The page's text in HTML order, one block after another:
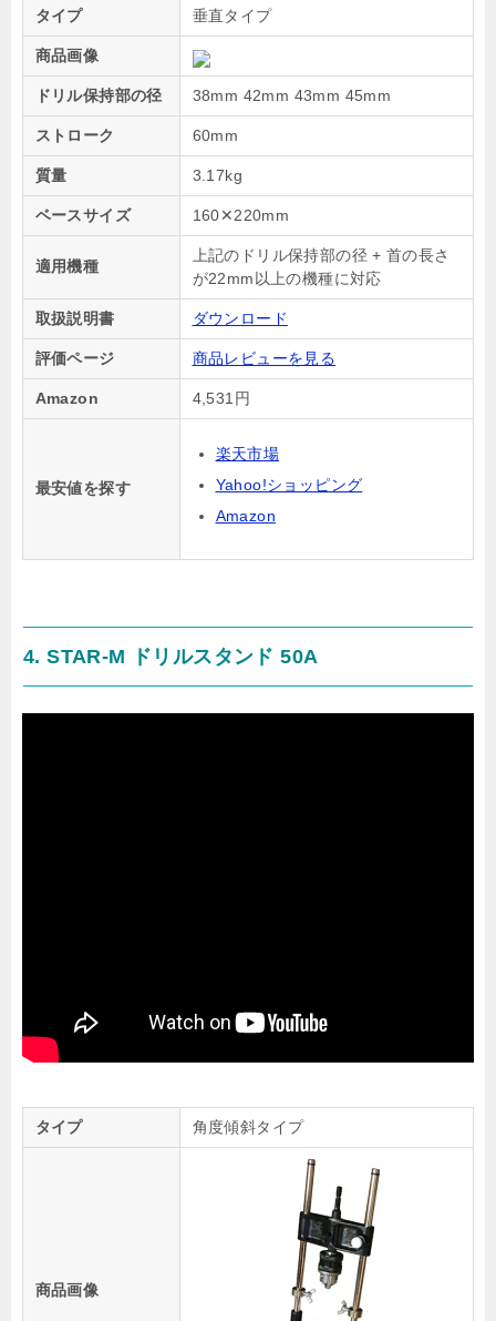
タイプ 垂直タイプ
商品画像
ドリル保持部の径 38mm 42mm 43mm 45mm
ストローク 60mm
質量 3.17kg
ベースサイズ 160✕220mm
適用機種
上記のドリル保持部の径 + 首の長さ
が22mm以上の機種に対応
取扱説明書 ダウンロード
評価ページ 商品レビューを見る
Amazon 4,531円
最安値を探す
楽天市場
Yahoo!ショッピング
Amazon
4. STAR-M ドリルスタンド 50A
タイプ 角度傾斜タイプ
商品画像